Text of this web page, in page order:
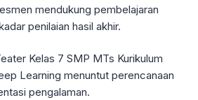
mendukung pembelajaran
penilaian hasil akhir.
Kelas 7 SMP MTs Kurikulum
Learning menuntut perencanaan
pengalaman.